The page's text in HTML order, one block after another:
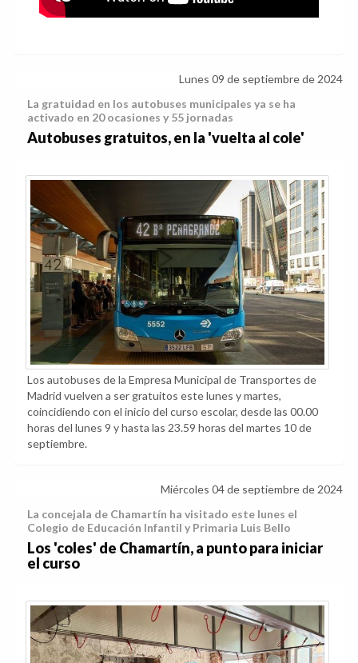
Lunes 09 de septiembre de 2024
La gratuidad en los autobuses municipales ya se ha
activado en 20 ocasiones y 55 jornadas
Autobuses gratuitos, en la 'vuelta al cole'
Los autobuses de la Empresa Municipal de Transportes de
Madrid vuelven a ser gratuitos este lunes y martes,
coincidiendo con el inicio del curso escolar, desde las 00.00
horas del lunes 9 y hasta las 23.59 horas del martes 10 de
septiembre.
Miércoles 04 de septiembre de 2024
La concejala de Chamartín ha visitado este lunes el
Colegio de Educación Infantil y Primaria Luis Bello
Los 'coles' de Chamartín, a punto para iniciar
el curso